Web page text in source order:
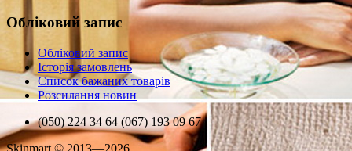
Обліковий запис
Обліковий запис
Історія замовлень
Список бажаних товарів
Розсилання новин
(050) 224 34 64 (067) 193 09 67
Skinmart © 2013—2026